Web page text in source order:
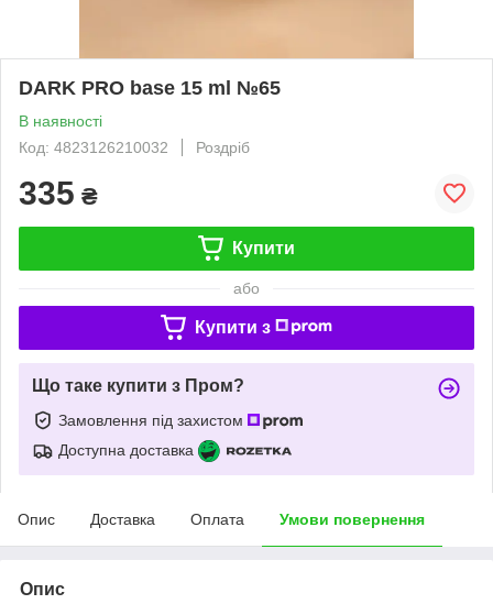
DARK PRO base 15 ml №65
В наявності
Код: 4823126210032
Роздріб
335 ₴
Купити
або
Купити з
Що таке купити з Пром?
Замовлення під захистом
Доступна доставка
Опис Доставка Оплата Умови повернення
Опис